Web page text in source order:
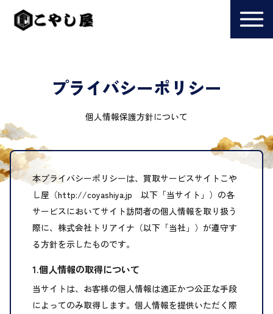
プライバシーポリシー
個人情報保護方針について
本プライバシーポリシーは、買取サービスサイトこや
し屋（http://coyashiya.jp 以下「当サイト」）の各
サービスにおいてサイト訪問者の個人情報を取り扱う
際に、株式会社トリアイナ（以下「当社」）が遵守す
る方針を示したものです。
1.個人情報の取得について
当サイトは、お客様の個人情報は適正かつ公正な手段
によってのみ取得します。個人情報を提供いただく際